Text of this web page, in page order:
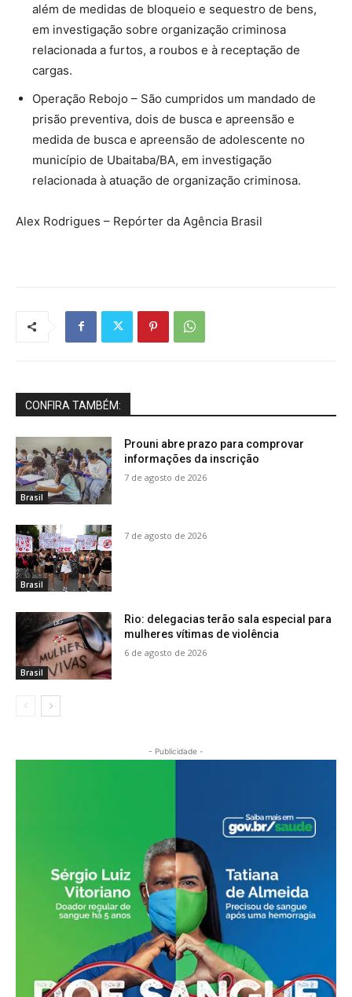
além de medidas de bloqueio e sequestro de bens,
em investigação sobre organização criminosa
relacionada a furtos, a roubos e à receptação de
cargas.
Operação Rebojo – São cumpridos um mandado de
prisão preventiva, dois de busca e apreensão e
medida de busca e apreensão de adolescente no
município de Ubaitaba/BA, em investigação
relacionada à atuação de organização criminosa.
Alex Rodrigues – Repórter da Agência Brasil
CONFIRA TAMBÉM:
Brasil
Prouni abre prazo para comprovar
informações da inscrição
7 de agosto de 2026
Brasil
7 de agosto de 2026
Brasil
Rio: delegacias terão sala especial para
mulheres vítimas de violência
6 de agosto de 2026
- Publicidade -